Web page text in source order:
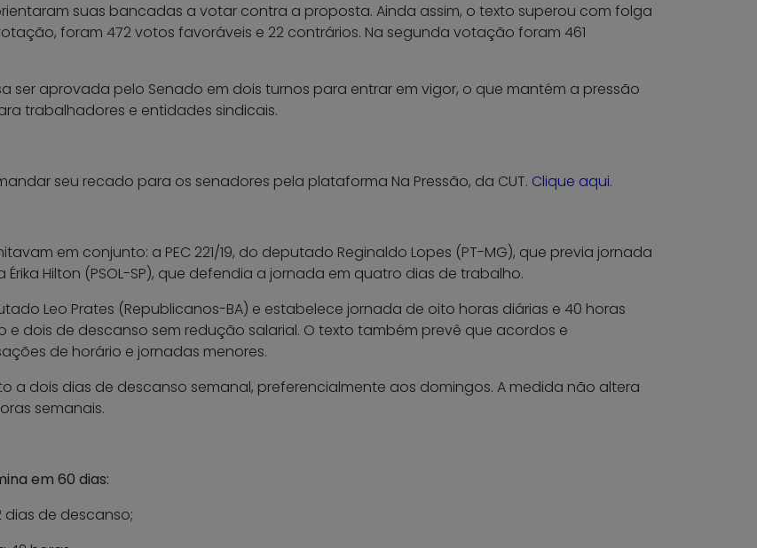
suas bancadas a votar contra a proposta. Ainda assim, o texto superou com folga
foram 472 votos favoráveis e 22 contrários. Na segunda votação foram 461
ser aprovada pelo Senado em dois turnos para entrar em vigor, o que mantém a pressão
trabalhadores e entidades sindicais.
seu recado para os senadores pela plataforma Na Pressão, da CUT. Clique aqui.
em conjunto: a PEC 221/19, do deputado Reginaldo Lopes (PT-MG), que previa jornada
Hilton (PSOL-SP), que defendia a jornada em quatro dias de trabalho.
Leo Prates (Republicanos-BA) e estabelece jornada de oito horas diárias e 40 horas
dois de descanso sem redução salarial. O texto também prevê que acordos e
de horário e jornadas menores.
a dois dias de descanso semanal, preferencialmente aos domingos. A medida não altera
semanais.
em 60 dias:
de descanso;